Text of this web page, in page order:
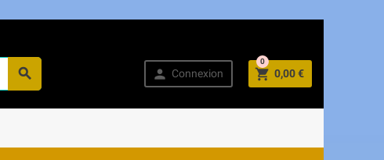
  Connexion  0,00 €
0